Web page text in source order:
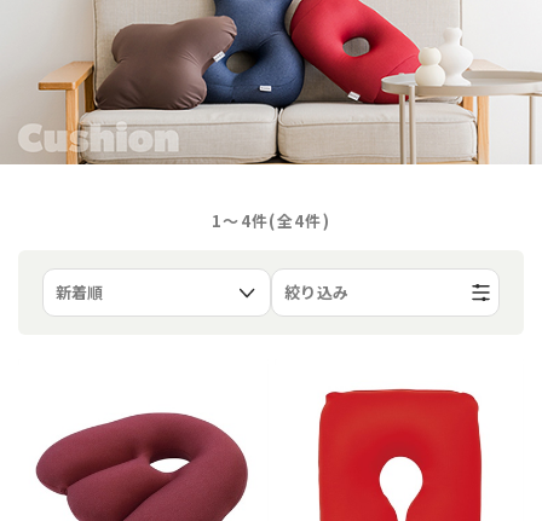
1〜4件(全4件)
絞り込み